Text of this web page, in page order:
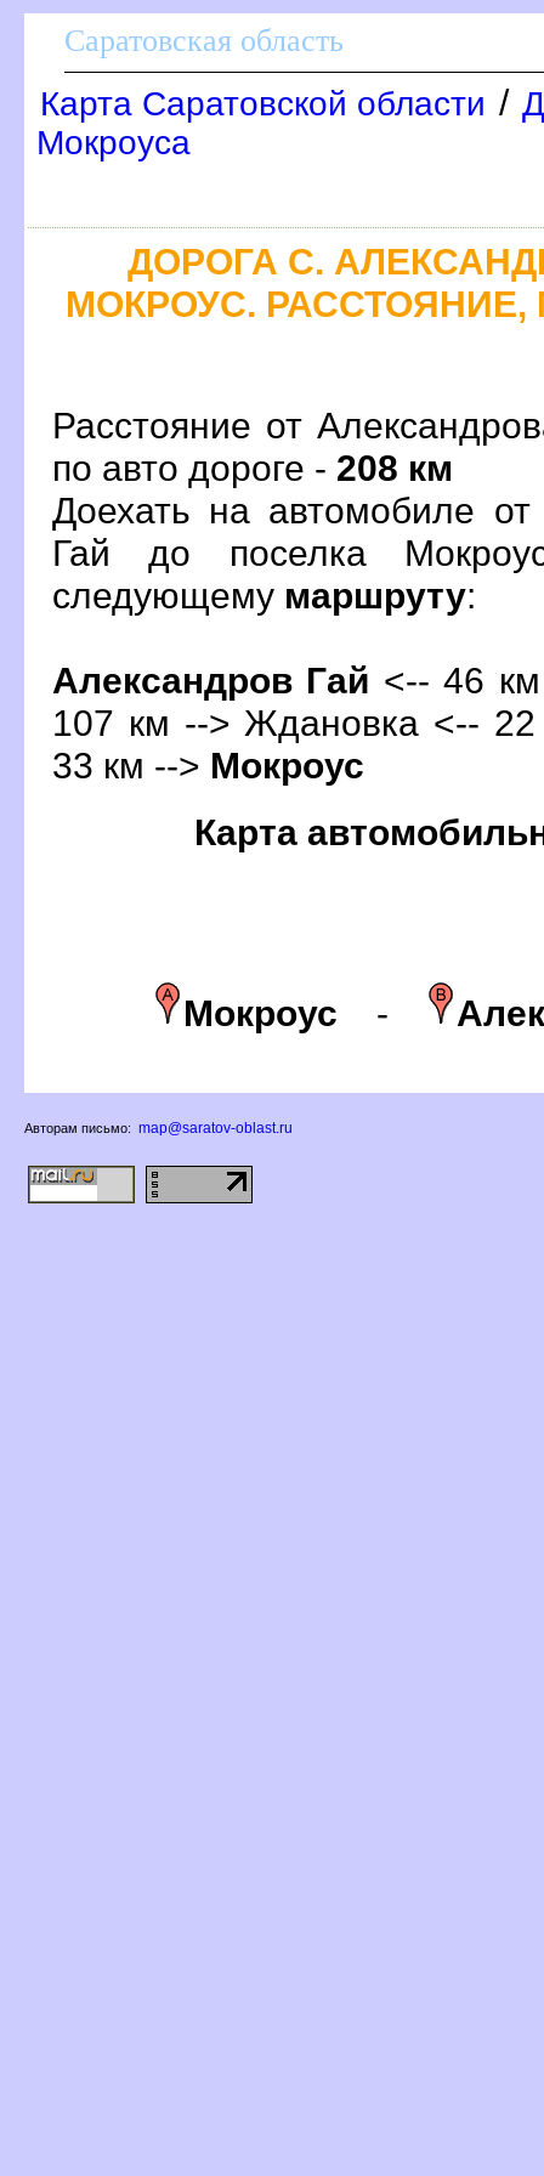
Саратовская область
Карта Саратовской области /
Мокроуса
ДОРОГА С.
МОКРОУС. РАССТОЯНИЕ,
Расстояние от
по авто дороге - 208 км
Доехать на автомобиле
Гай до поселка
следующему маршруту:
Александров Гай <-- 46
107 км --> Ждановка <--
33 км --> Мокроус
Карта
Мокроус -
Авторам письмо: map@saratov-oblast.ru